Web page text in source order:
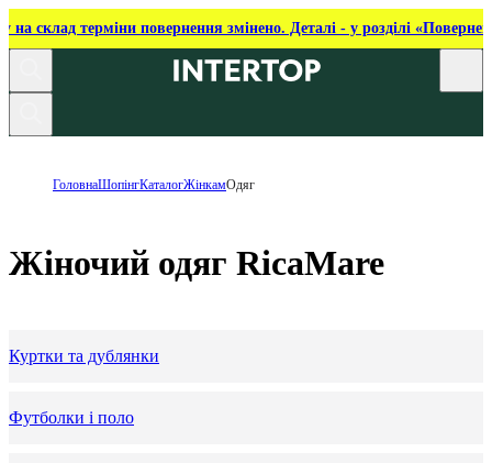
на склад терміни повернення змінено. Деталі - у розділі
ГоловнаШопінгКаталогЖінкамОдяг
Жіночий одяг RicaMare
Куртки та дублянки
Футболки і поло